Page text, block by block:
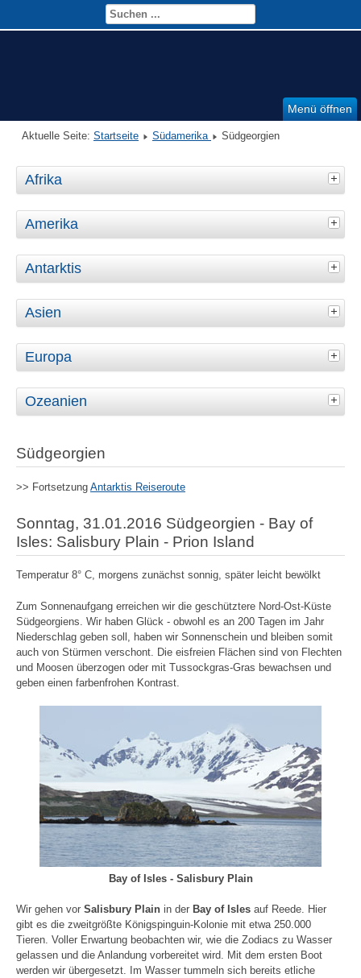
Menü öffnen
Aktuelle Seite: Startseite Südamerika Südgeorgien
Afrika
Amerika
Antarktis
Asien
Europa
Ozeanien
Südgeorgien
>> Fortsetzung Antarktis Reiseroute
Sonntag, 31.01.2016 Südgeorgien - Bay of
Isles: Salisbury Plain - Prion Island
Temperatur 8° C, morgens zunächst sonnig, später leicht bewölkt
Zum Sonnenaufgang erreichen wir die geschütztere Nord-Ost-Küste
Südgeorgiens. Wir haben Glück - obwohl es an 200 Tagen im Jahr
Niederschlag geben soll, haben wir Sonnenschein und bleiben somit
auch von Stürmen verschont. Die eisfreien Flächen sind von Flechten
und Moosen überzogen oder mit Tussockgras-Gras bewachsen und
geben einen farbenfrohen Kontrast.
Bay of Isles - Salisbury Plain
Wir gehen vor Salisbury Plain in der Bay of Isles auf Reede. Hier
gibt es die zweitgrößte Königspinguin-Kolonie mit etwa 250.000
Tieren. Voller Erwartung beobachten wir, wie die Zodiacs zu Wasser
gelassen und die Anlandung vorbereitet wird. Mit dem ersten Boot
werden wir übergesetzt. Im Wasser tummeln sich bereits etliche